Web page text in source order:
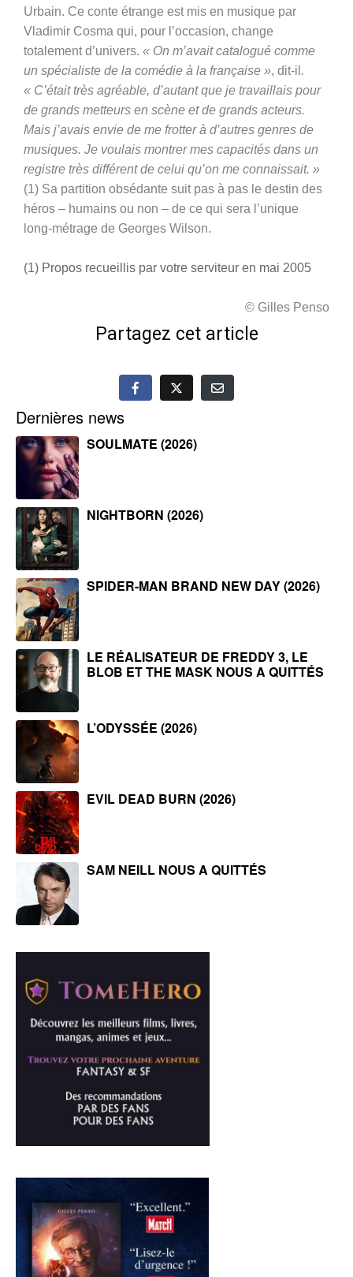
Urbain. Ce conte étrange est mis en musique par
Vladimir Cosma qui, pour l’occasion, change
totalement d’univers. « On m’avait catalogué comme
un spécialiste de la comédie à la française », dit-il .
« C’était très agréable, d’autant que je travaillais pour
de grands metteurs en scène et de grands acteurs.
Mais j’avais envie de me frotter à d’autres genres de
musiques. Je voulais montrer mes capacités dans un
registre très différent de celui qu’on me connaissait. »
(1) Sa partition obsédante suit pas à pas le destin des
héros – humains ou non – de ce qui sera l’unique
long-métrage de Georges Wilson.
(1) Propos recueillis par votre serviteur en mai 2005
© Gilles Penso
Partagez cet article
Dernières news
SOULMATE (2026)
NIGHTBORN (2026)
SPIDER-MAN BRAND NEW DAY (2026)
LE RÉALISATEUR DE FREDDY 3, LE
BLOB ET THE MASK NOUS A QUITTÉS
L’ODYSSÉE (2026)
EVIL DEAD BURN (2026)
SAM NEILL NOUS A QUITTÉS